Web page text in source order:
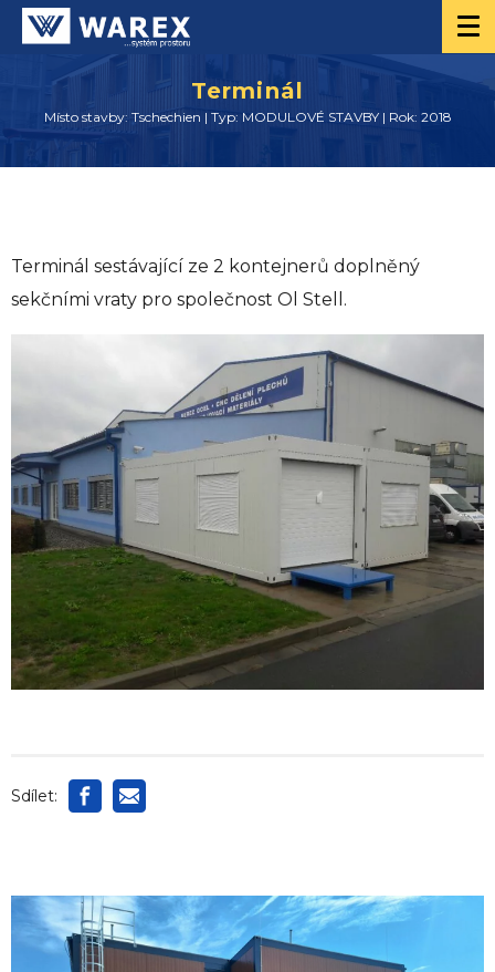
Terminál
Místo stavby: Tschechien | Typ: MODULOVÉ STAVBY | Rok: 2018
Terminál sestávající ze 2 kontejnerů doplněný
sekčními vraty pro společnost Ol Stell.
Sdílet: